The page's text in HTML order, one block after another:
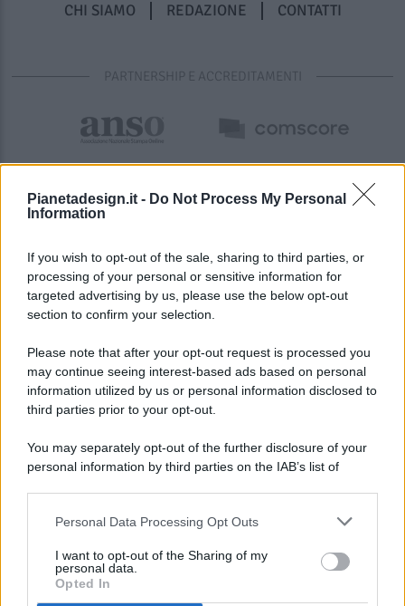
Pianetadesign.it - Do Not Process My Personal
Information
If you wish to opt-out of the sale, sharing to third parties, or
processing of your personal or sensitive information for
targeted advertising by us, please use the below opt-out
section to confirm your selection.
Please note that after your opt-out request is processed you
may continue seeing interest-based ads based on personal
information utilized by us or personal information disclosed to
third parties prior to your opt-out.
You may separately opt-out of the further disclosure of your
personal information by third parties on the IAB’s list of
This information may also be disclosed by us to third parties
disclose it to other third parties.
Personal Data Processing Opt Outs
I want to opt-out of the Sharing of my
personal data.
Opted In
CHI SIAMO REDAZIONE CONTATTI
PARTNERSHIP E ACCREDITAMENTI
© 2026 - Pianeta Design - P.IVA 04827280654 - Testata
Registrata Al Tribunale Di Nocera Inferiore N. 8/2020 - RG N.
ISCRIZIONE AL ROC N. 35792 – ISCRITTA ALL’ANSO
(ASSOCIAZIONE NAZIONALE STAMPA ONLINE)
PREFERENZE PRIVACY